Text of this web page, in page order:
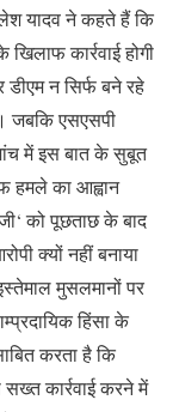
यादव ने कहते हैं कि
कार्रवाई होगी
न सिर्फ बने रहे
जबकि एसएसपी
में इस बात के सुबूत
हमले का आह्वान
को पूछताछ के बाद
क्यों नहीं बनाया
मुसलमानों पर
हिंसा के
करता है कि
कार्रवाई करने में